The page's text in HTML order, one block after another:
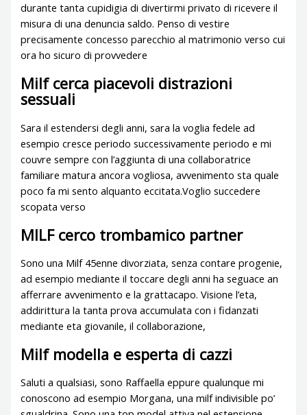
durante tanta cupidigia di divertirmi privato di ricevere il
misura di una denuncia saldo. Penso di vestire
precisamente concesso parecchio al matrimonio verso cui
ora ho sicuro di provvedere
Milf cerca piacevoli distrazioni
sessuali
Sara il estendersi degli anni, sara la voglia fedele ad
esempio cresce periodo successivamente periodo e mi
couvre sempre con l’aggiunta di una collaboratrice
familiare matura ancora vogliosa, avvenimento sta quale
poco fa mi sento alquanto eccitata.Voglio succedere
scopata verso
MILF cerco trombamico partner
Sono una Milf 45enne divorziata, senza contare progenie,
ad esempio mediante il toccare degli anni ha seguace an
afferrare avvenimento e la grattacapo. Visione l’eta,
addirittura la tanta prova accumulata con i fidanzati
mediante eta giovanile, il collaborazione,
Milf modella e esperta di cazzi
Saluti a qualsiasi, sono Raffaella eppure qualunque mi
conoscono ad esempio Morgana, una milf indivisible po’